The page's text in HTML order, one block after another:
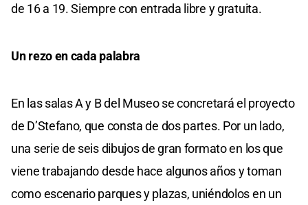
de 16 a 19. Siempre con entrada libre y gratuita.
Un rezo en cada palabra
En las salas A y B del Museo se concretará el proyecto
de D’Stefano, que consta de dos partes. Por un lado,
una serie de seis dibujos de gran formato en los que
viene trabajando desde hace algunos años y toman
como escenario parques y plazas, uniéndolos en un